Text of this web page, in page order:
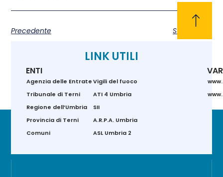
Precedente Successivo
LINK UTILI
ENTI
Agenzia delle Entrate
Tribunale di Terni
Regione dell’Umbria
Provincia di Terni
Comuni
Vigili del fuoco
ATI 4 Umbria
SII
A.R.P.A. Umbria
ASL Umbria 2